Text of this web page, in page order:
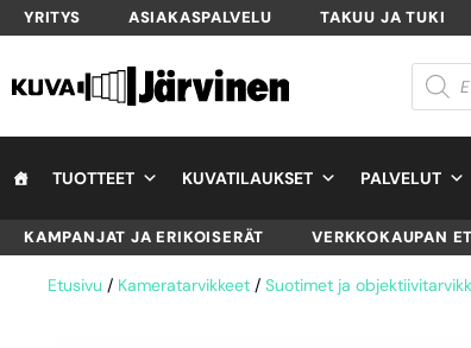
YRITYS ASIAKASPALVELU TAKUU JA TUKI
TUOTTEET KUVATILAUKSET PALVELUT
KAMPANJAT JA ERIKOISERÄT VERKKOKAUPAN
Etusivu / Kameratarvikkeet / Suotimet ja